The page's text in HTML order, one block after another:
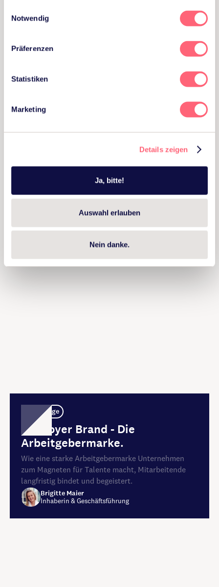
Notwendig
Präferenzen
Statistiken
Marketing
Details zeigen
Ja, bitte!
Auswahl erlauben
Nein danke.
Mehr Wissen
Zur Übersicht
Knowledge
Employer Brand - Die
Arbeitgebermarke.
Wie eine starke Arbeitgebermarke Unternehmen
zum Magneten für Talente macht, Mitarbeitende
langfristig bindet und begeistert.
Brigitte Maier
Inhaberin & Geschäftsführung